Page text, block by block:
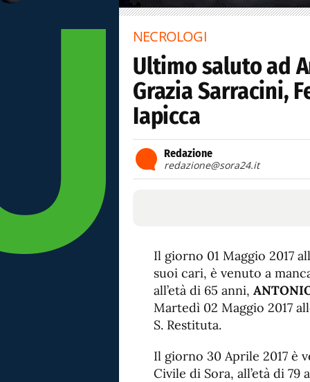
NECROLOGI
Ultimo saluto ad
Grazia Sarracini,
Iapicca
Redazione
redazione@sora24.it
Il giorno 01 Maggio 2017
suoi cari, è venuto a
all’età di 65 anni,
Martedì 02 Maggio 2017
S. Restituta.
Il giorno 30 Aprile 2017 è
Civile di Sora, all’età di 79